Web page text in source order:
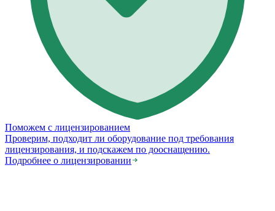
Поможем с лицензированием
Проверим, подходит ли оборудование под требования
лицензирования, и подскажем по дооснащению.
Подробнее о лицензировании